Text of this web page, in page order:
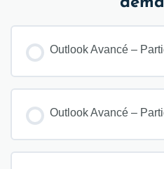
Outlook Avancé –
Outlook Avancé –